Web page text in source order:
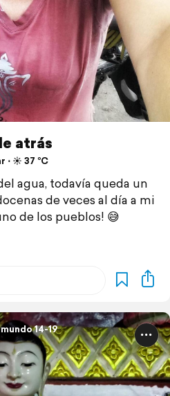
atrás
⋅ ☀️ 37 °C
agua, todavía queda un
de veces al día a mi
de los pueblos! 😅
14-19